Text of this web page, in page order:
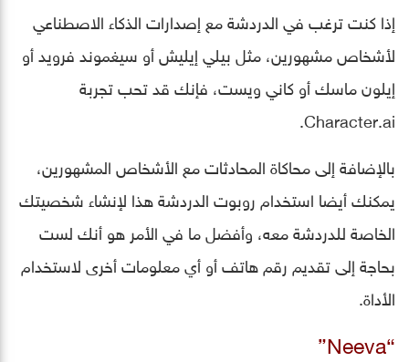
إذا كنت ترغب في الدردشة مع إصدارات الذكاء الاصطناعي
لأشخاص مشهورين، مثل بيلي إيليش أو سيغموند فرويد أو
إيلون ماسك أو كاني ويست، فإنك قد تحب تجربة
Character.ai.
بالإضافة إلى محاكاة المحادثات مع الأشخاص المشهورين،
يمكنك أيضا استخدام روبوت الدردشة هذا لإنشاء شخصيتك
الخاصة للدردشة معه، وأفضل ما في الأمر هو أنك لست
بحاجة إلى تقديم رقم هاتف أو أي معلومات أخرى لاستخدام
الأداة.
“Neeva”